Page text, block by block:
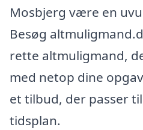
Mosbjerg være en
Besøg
rette altmuligmand,
med netop dine
et tilbud, der passer
tidsplan.